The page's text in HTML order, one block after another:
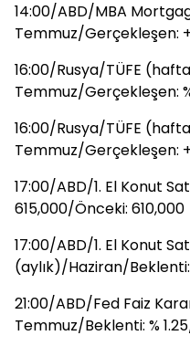
14:00/ABD/MBA
Temmuz/Gerçekleşen:
16:00/Rusya/TÜFE
Temmuz/Gerçekleşen:
16:00/Rusya/TÜFE
Temmuz/Gerçekleşen:
17:00/ABD/1. El Konut
615,000/Önceki: 610,000
17:00/ABD/1. El Konut
(aylık)/Haziran/Beklenti:
21:00/ABD/Fed Faiz
Temmuz/Beklenti: %